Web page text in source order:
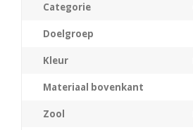
Categorie
Doelgroep
Kleur
Materiaal bovenkant
Zool